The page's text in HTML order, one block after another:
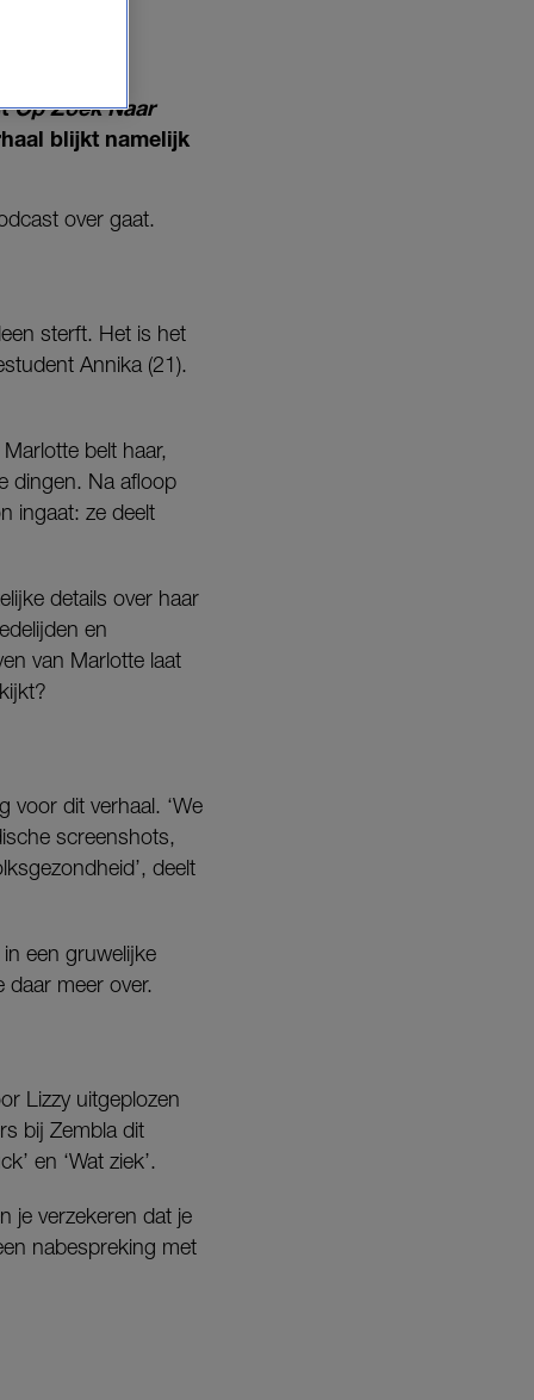
Op Zoek Naar
blijkt namelijk
over gaat.
sterft. Het is het
Annika (21).
belt haar,
dingen. Na afloop
ingaat: ze deelt
details over haar
en
van Marlotte laat
voor dit verhaal. ‘We
screenshots,
deelt
een gruwelijke
daar meer over.
Lizzy uitgeplozen
bij Zembla dit
en ‘Wat ziek’.
je verzekeren dat je
nabespreking met